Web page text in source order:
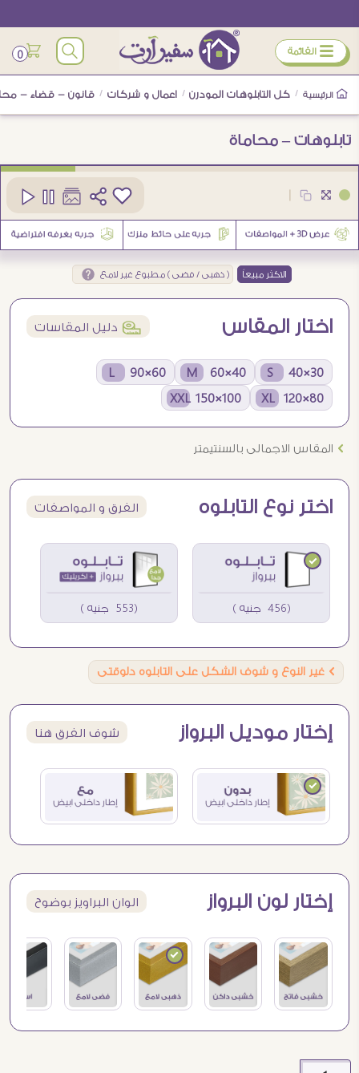
ÿ القائمة 0
الرئيسية / كل التابلوهات المودرن / اعمال و شركات / قانون - قضاء -
تابلوهات – محاماة
الاكثر مبيعاً ( ذهبى / فضى ) مطبوع غير لامع
اختار المقاس í دليل المقاسات
30×40 S
40×60 M
60×90 L
80×120 XL
100×150 XXL
Ö المقاس الاجمالى بالسنتيمتر
اختر نوع التابلوه الفرق و المواصفات
(456 جنيه ) (553 جنيه )
Ö غير النوع و شوف الشكل على التابلوه دلوقتى
إختار موديل البرواز شوف الفرق هنا
إختار لون البرواز الوان البراويز بوضوح